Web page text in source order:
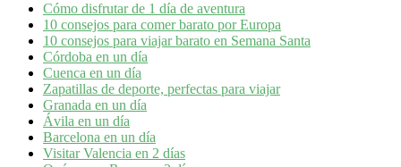
Cómo disfrutar de 1 día de aventura
10 consejos para comer barato por Europa
10 consejos para viajar barato en Semana Santa
Córdoba en un día
Cuenca en un día
Zapatillas de deporte, perfectas para viajar
Granada en un día
Ávila en un día
Barcelona en un día
Visitar Valencia en 2 días